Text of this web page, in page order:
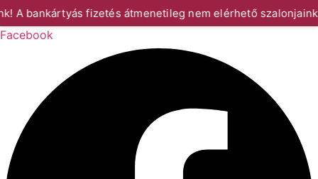
A bankártyás fizetés átmenetileg nem elérhető
Facebook